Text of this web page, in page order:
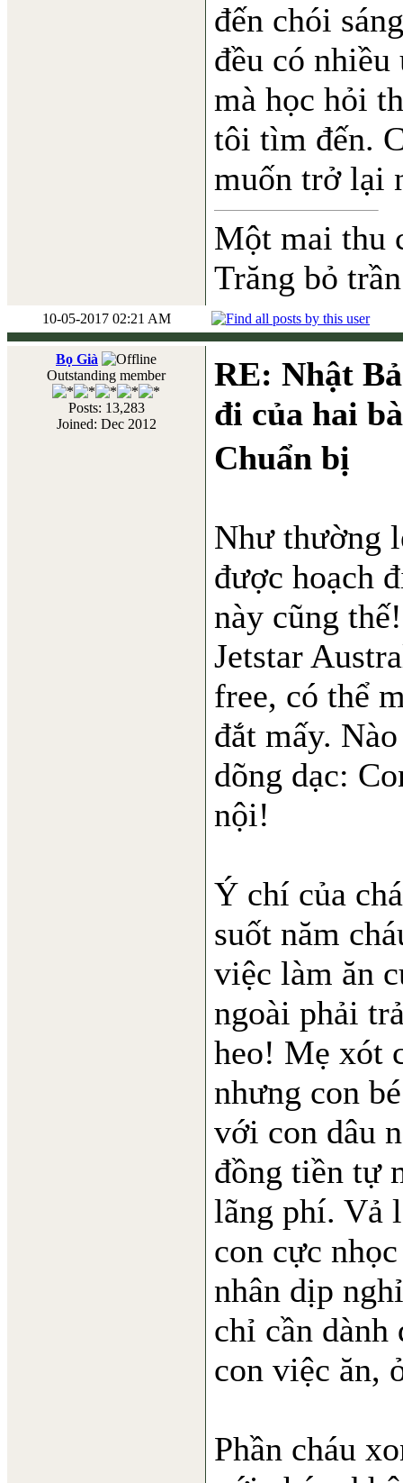
đến chói
đều có nhiều
mà học hỏi
tôi tìm đến.
muốn trở lại
Một mai thu
Trăng bỏ
10-05-2017 02:21 AM
Bọ Già
Outstanding member
Posts: 13,283
Joined: Dec 2012
RE: Nhật
đi của hai
Chuẩn bị
Như thường
được hoạch
này cũng
Jetstar
free, có thể
đắt mấy.
dõng dạc:
nội!
Ý chí của
suốt năm
việc làm ăn
ngoài phải
heo! Mẹ xót
nhưng con
với con dâu
đồng tiền tự
lãng phí. Vả
con cực
nhân dịp
chỉ cần dành
con việc ăn,
Phần cháu